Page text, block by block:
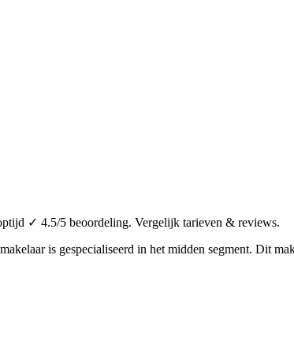
✓ 4.5/5 beoordeling. Vergelijk tarieven & reviews.
is gespecialiseerd in het midden segment. Dit